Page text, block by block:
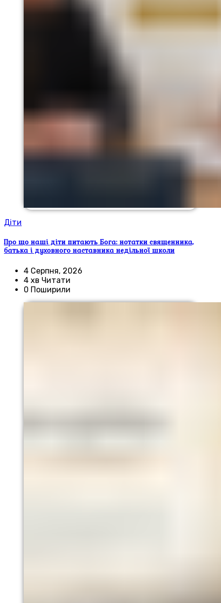
Діти
Про що наші діти питають Бога: нотатки священника,
батька і духовного наставника недільної школи
4 Серпня, 2026
4 хв Читати
0 Поширили